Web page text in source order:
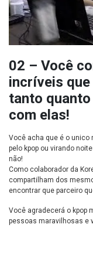
02 – Você
incríveis
tanto
com elas!
Você acha que é o unico
pelo kpop ou virando
não!
Como colaborador da
compartilham dos
encontrar que parceiro
Você agradecerá o kpop
pessoas maravilhosas e